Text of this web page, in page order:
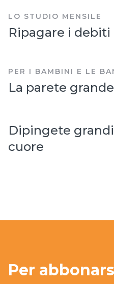
LO STUDIO MENSILE
Ripagare i
PER I BAMBINI E LE
La parete grande
Dipingete
cuore
Per